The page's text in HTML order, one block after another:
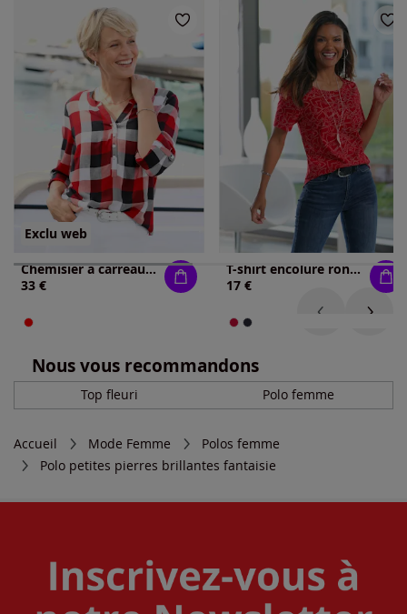
Exclu web
Chemisier à carreaux carreaux en fils teintés
33 €
T-shirt encolure ronde passepoilée
17 €
Nous vous recommandons
Top fleuri Polo femme
Accueil Mode Femme
Polos femme
Polo petites pierres brillantes fantaisie